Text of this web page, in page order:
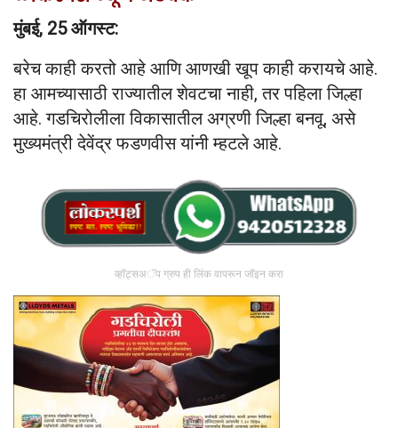
मुंबई, 25 ऑगस्ट:
बरेच काही करतो आहे आणि आणखी खूप काही करायचे आहे.
हा आमच्यासाठी राज्यातील शेवटचा नाही, तर पहिला जिल्हा
आहे. गडचिरोलीला विकासातील अग्रणी जिल्हा बनवू, असे
मुख्यमंत्री देवेंद्र फडणवीस यांनी म्हटले आहे.
व्हॉट्सअॅप ग्रुप ही लिंक वापरून जॉइन करा